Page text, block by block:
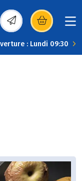
(s’ouvre dans une
: Lundi 09:30